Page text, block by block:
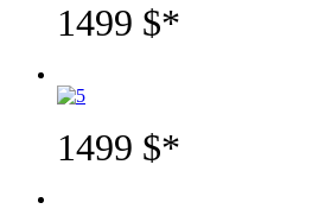
1499 $*
1499 $*